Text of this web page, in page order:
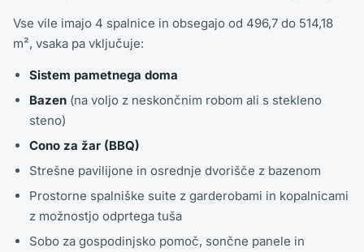
Vse vile imajo 4 spalnice in obsegajo od 496,7 do 514,18
m², vsaka pa vključuje:
Sistem pametnega doma
Bazen (na voljo z neskončnim robom ali s stekleno
steno)
Cono za žar (BBQ)
Strešne pavilijone in osrednje dvorišče z bazenom
Prostorne spalniške suite z garderobami in kopalnicami
z možnostjo odprtega tuša
Sobo za gospodinjsko pomoč, sončne panele in